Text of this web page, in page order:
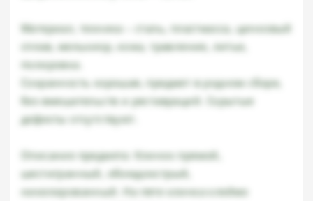
Материал, техника – сталь, пластмасса, цинковый
сплав, мельхиор, кожа, травление, литье,
полировка.
Сохранность хорошая, предмет в родном сборе,
без вмешательств и реставраций. Скрытые
дефекты отсутствуют.
Описание предмета: Клинок прямой,
шестигранный, обоюдоострый,
никелированный. На пяте клинка клеймо